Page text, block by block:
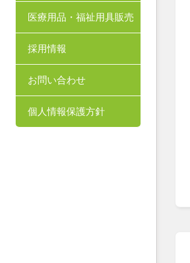
医療用品・福祉用具販売
採用情報
お問い合わせ
個人情報保護方針